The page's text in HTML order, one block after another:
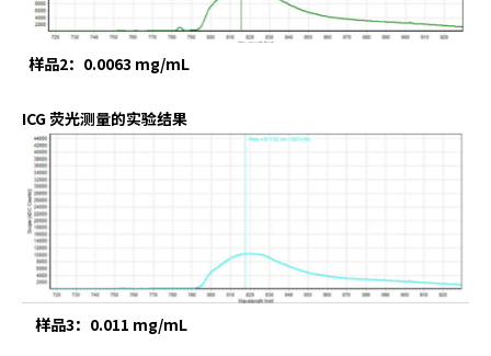
样品2：0.0063 mg/mL
ICG 荧光测量的实验结果
样品3：0.011 mg/mL